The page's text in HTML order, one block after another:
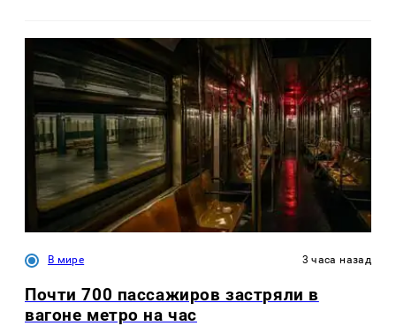
В мире 3 часа назад
Почти 700 пассажиров застряли в
вагоне метро на час